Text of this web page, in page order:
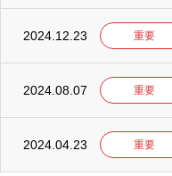
2024.12.23 重要
2024.08.07 重要
2024.04.23 重要